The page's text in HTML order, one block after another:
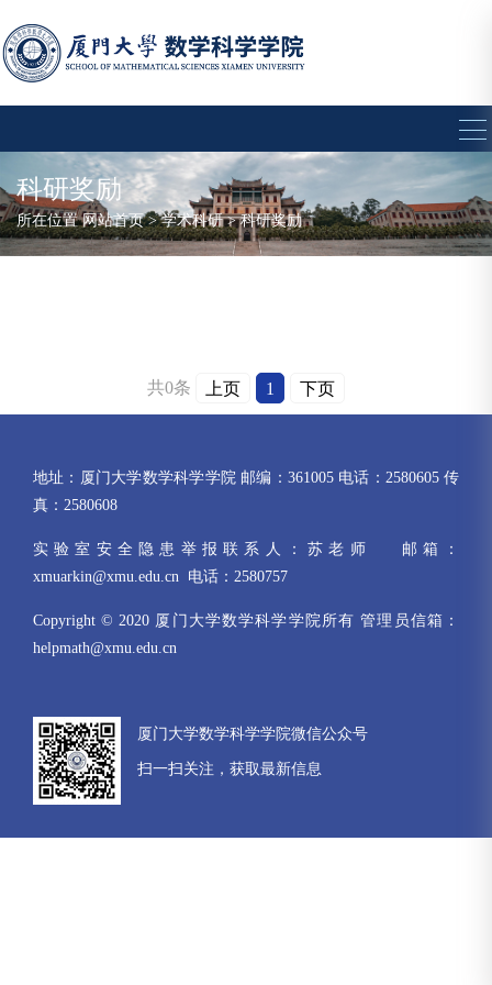
科研奖励
所在位置网站首页>学术科研>科研奖励
共0条 上页 1 下页
地址：厦门大学数学科学学院 邮编：361005 电话：2580605 传
真：2580608
实验室安全隐患举报联系人：苏老师 邮箱：
xmuarkin@xmu.edu.cn 电话：2580757
Copyright © 2020 厦门大学数学科学学院所有 管理员信箱：
helpmath@xmu.edu.cn
厦门大学数学科学学院微信公众号
扫一扫关注，获取最新信息